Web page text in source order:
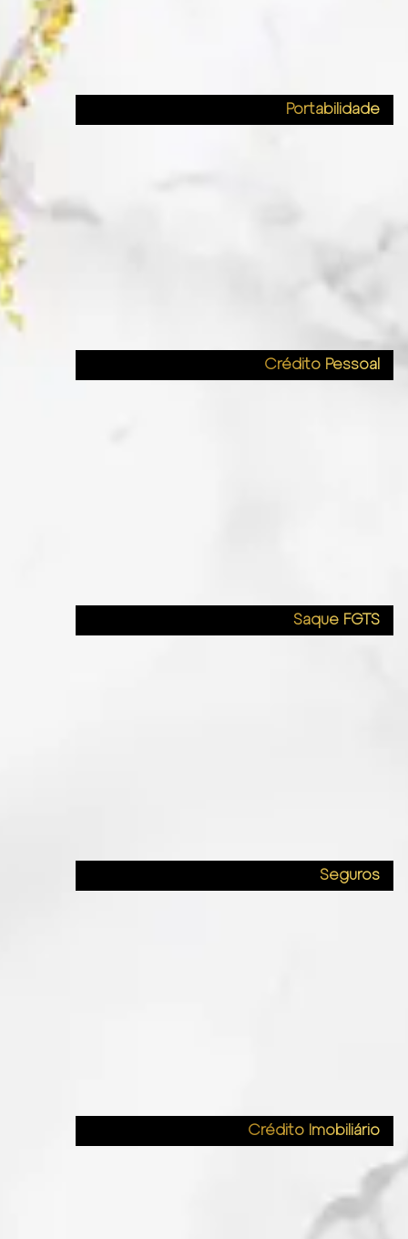
Portabilidade
Crédito Pessoal
Saque FGTS
Seguros
Crédito Imobiliário